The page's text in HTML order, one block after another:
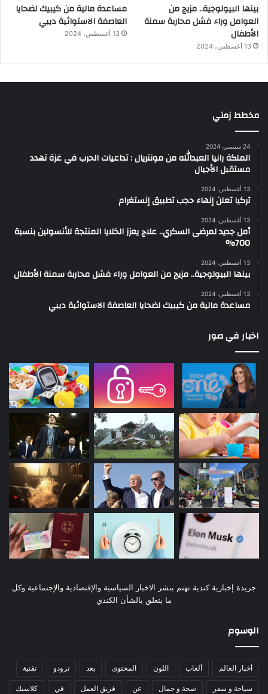
بينها البيولوجية.. مزيج من
العوامل وراء فشل محاربة سمنة
الأطفال
13 أغسطس، 2024
مساعدة مالية من كيبيك لضحايا
العاصفة الاستوائية ديبي
13 أغسطس، 2024
مخطط زمني
24 سبتمبر، 2024
الملكة رانيا العبدالله من مونتريال : تداعيات الحرب في غزة تهدد
مستقبل الأجيال
13 أغسطس، 2024
تركيا تعلن إنهاء حجب تطبيق إنستغرام
13 أغسطس، 2024
أمل جديد لمرضى السكري.. علاج يعزز الخلايا المنتجة للأنسولين بنسبة
700%
13 أغسطس، 2024
بينها البيولوجية.. مزيج من العوامل وراء فشل محاربة سمنة الأطفال
13 أغسطس، 2024
مساعدة مالية من كيبيك لضحايا العاصفة الاستوائية ديبي
اخبار في صور
جريدة إخبارية كندية تهتم بنشر الاخبار السياسية والإقتصادية والإجتماعية وكل
ما يتعلق بالشأن الكندي
الوسوم
أخبار العالم ألعاب اللون المحتوى بعد ترودو تقنية
سياحة و سفر صحة و جمال عن فريق العمل في كلاسيك